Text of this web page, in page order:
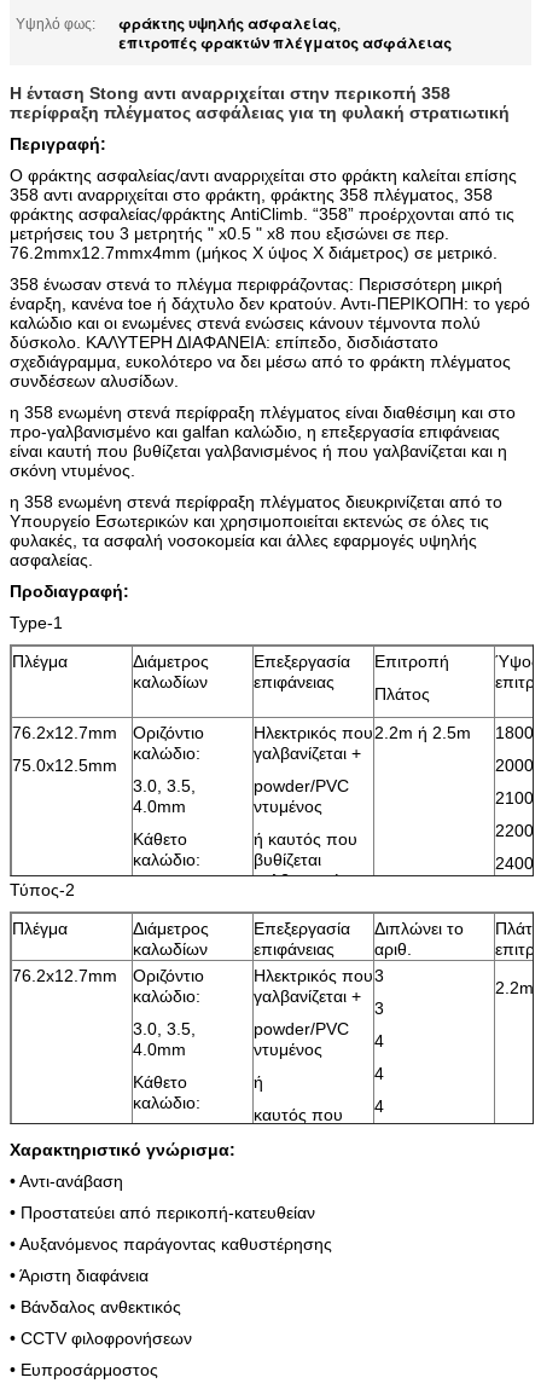
Υψηλό φως:
φράκτης υψηλής ασφαλείας,
επιτροπές φρακτών πλέγματος ασφάλειας
Η ένταση Stong αντι αναρριχείται στην περικοπή 358
περίφραξη πλέγματος ασφάλειας για τη φυλακή στρατιωτική
Περιγραφή:
Ο φράκτης ασφαλείας/αντι αναρριχείται στο φράκτη καλείται επίσης
358 αντι αναρριχείται στο φράκτη, φράκτης 358 πλέγματος, 358
φράκτης ασφαλείας/φράκτης AntiClimb. “358” προέρχονται από τις
μετρήσεις του 3 μετρητής " x0.5 " x8 που εξισώνει σε περ.
76.2mmx12.7mmx4mm (μήκος Χ ύψος Χ διάμετρος) σε μετρικό.
358 ένωσαν στενά το πλέγμα περιφράζοντας: Περισσότερη μικρή
έναρξη, κανένα toe ή δάχτυλο δεν κρατούν. Αντι-ΠΕΡΙΚΟΠΗ: το γερό
καλώδιο και οι ενωμένες στενά ενώσεις κάνουν τέμνοντα πολύ
δύσκολο. ΚΑΛΥΤΕΡΗ ΔΙΑΦΑΝΕΙΑ: επίπεδο, δισδιάστατο
σχεδιάγραμμα, ευκολότερο να δει μέσω από το φράκτη πλέγματος
συνδέσεων αλυσίδων.
η 358 ενωμένη στενά περίφραξη πλέγματος είναι διαθέσιμη και στο
προ-γαλβανισμένο και galfan καλώδιο, η επεξεργασία επιφάνειας
είναι καυτή που βυθίζεται γαλβανισμένος ή που γαλβανίζεται και η
σκόνη ντυμένος.
η 358 ενωμένη στενά περίφραξη πλέγματος διευκρινίζεται από το
Υπουργείο Εσωτερικών και χρησιμοποιείται εκτενώς σε όλες τις
φυλακές, τα ασφαλή νοσοκομεία και άλλες εφαρμογές υψηλής
ασφαλείας.
Προδιαγραφή:
Type-1
Πλέγμα
Διάμετρος
καλωδίων
Επεξεργασία
επιφάνειας
Επιτροπή
Πλάτος
Ύψος
76.2x12.7mm
75.0x12.5mm
Οριζόντιο
καλώδιο:
3.0, 3.5,
4.0mm
Κάθετο
καλώδιο:
Ηλεκτρικός που
γαλβανίζεται +
powder/PVC
ντυμένος
ή καυτός που
βυθίζεται
γαλβανισμένος
2.2m ή 2.5m
Σημείωση: Ενωμένη στενά δύναμη – 75% της ελάχιστης εκτατής
καλωδίου
Εκτατή σειρά: 540-690N/m2
Τύπος-2
Πλέγμα
Διάμετρος
καλωδίων
Επεξεργασία
επιφάνειας
Διπλώνει το
αριθ.
76.2x12.7mm
Οριζόντιο
καλώδιο:
3.0, 3.5,
4.0mm
Κάθετο
καλώδιο:
Ηλεκτρικός που
γαλβανίζεται +
powder/PVC
ντυμένος
ή
καυτός που
3
3
4
4
4
2.2m
Σημείωση: Ενωμένη στενά δύναμη – 75% της ελάχιστης εκτατής
Εκτατή σειρά: 540-690N/m2
Χαρακτηριστικό γνώρισμα:
• Αντι-ανάβαση
• Προστατεύει από περικοπή-κατευθείαν
• Αυξανόμενος παράγοντας καθυστέρησης
• Άριστη διαφάνεια
• Βάνδαλος ανθεκτικός
• CCTV φιλοφρονήσεων
• Ευπροσάρμοστος